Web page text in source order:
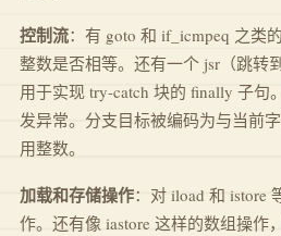
控制流：有 goto 和 if_icmpeq 之类
整数是否相等。还有一个 jsr（跳转
用于实现 try-catch 块的 finally 子句
发异常。分支目标被编码为与当前
用整数。
加载和存储操作：对 iload 和 istore
作。还有像 iastore 这样的数组操作